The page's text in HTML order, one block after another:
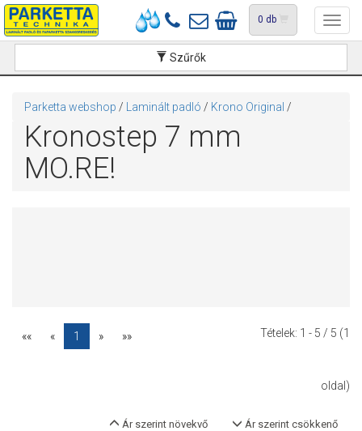
0 db
Szűrők
Parketta webshop / Laminált padló / Krono Original /
Kronostep 7 mm
MO.RE!
«« « 1 » »» Tételek: 1 - 5 / 5 (1
oldal)
Ár szerint csökkenő
Ár szerint növekvő